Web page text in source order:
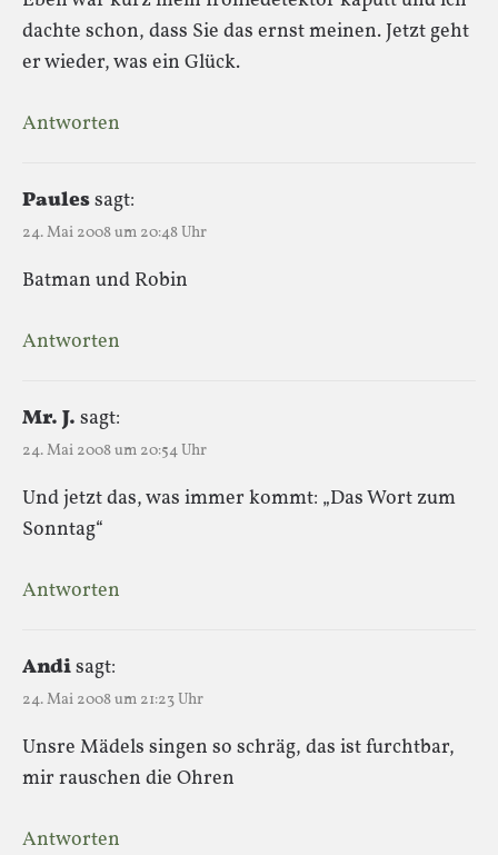
dachte schon, dass Sie das ernst meinen. Jetzt geht
er wieder, was ein Glück.
Antworten
Paulessagt:
24. Mai 2008 um 20:48 Uhr
Batman und Robin
Antworten
Mr. J. sagt:
24. Mai 2008 um 20:54 Uhr
Und jetzt das, was immer kommt: „Das Wort zum
Sonntag“
Antworten
Andisagt:
24. Mai 2008 um 21:23 Uhr
Unsre Mädels singen so schräg, das ist furchtbar,
mir rauschen die Ohren
Antworten